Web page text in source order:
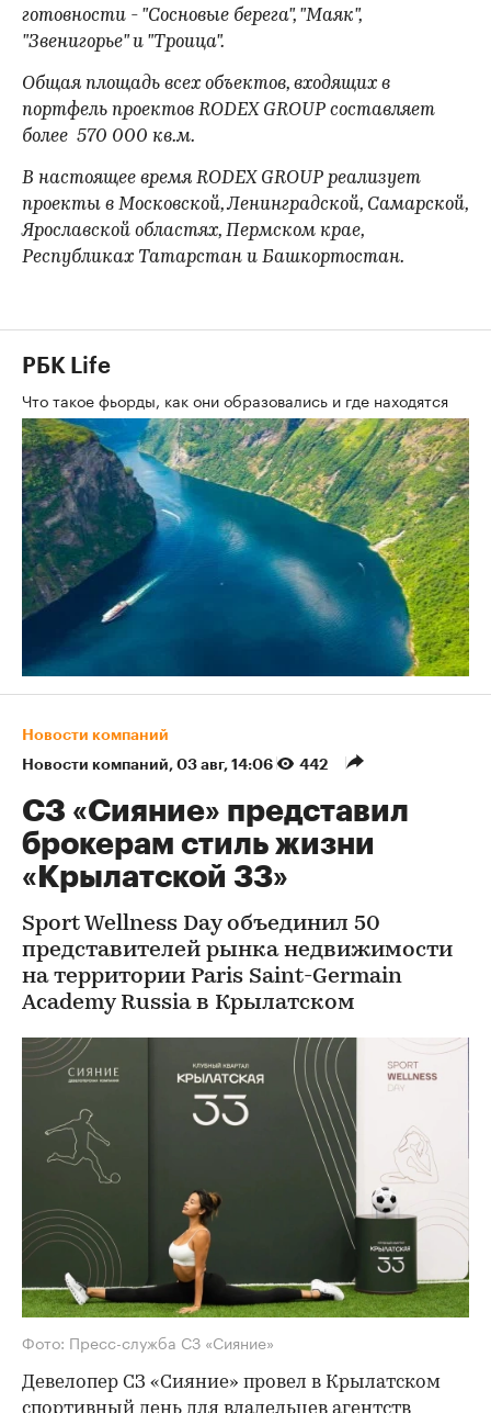
готовности - "Сосновые берега", "Маяк",
"Звенигорье" и "Троица".
Общая площадь всех объектов, входящих в
портфель проектов RODEX GROUP составляет
более 570 000 кв.м.
В настоящее время RODEX GROUP реализует
проекты в Московской, Ленинградской, Самарской,
Ярославской областях, Пермском крае,
Республиках Татарстан и Башкортостан.
РБК Life
Что такое фьорды, как они образовались и где находятся
Новости компаний
Новости компаний⁠, 03 авг, 14:06 442
СЗ «Сияние» представил
брокерам стиль жизни
«Крылатской 33»
Sport Wellness Day объединил 50
представителей рынка недвижимости
на территории Paris Saint-Germain
Academy Russia в Крылатском
Фото: Пресс-служба СЗ «Сияние»
Девелопер СЗ «Сияние» провел в Крылатском
спортивный день для владельцев агентств